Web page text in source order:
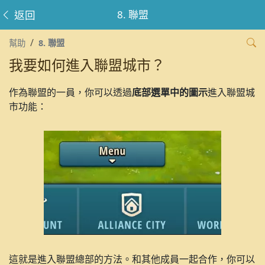
8. 聯盟
返回
幫助 8. 聯盟
我要如何進入聯盟城市？
作為聯盟的一員，你可以透過底部選單中的圖示進入聯盟城
市功能：
這就是進入聯盟總部的方法。和其他成員一起合作，你可以